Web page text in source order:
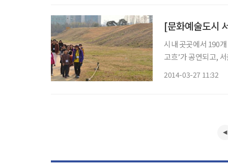
[문화예술도시
시내 곳곳에서 190
고흐’가 공연되고, 서
2014-03-27 11:32